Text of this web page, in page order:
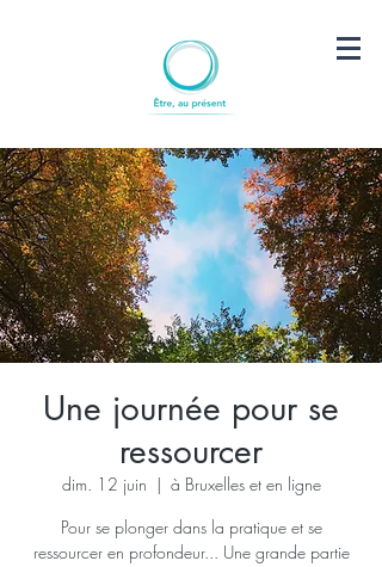
Une journée pour se
ressourcer
dim. 12 juin
  |
à Bruxelles et en ligne
Pour se plonger dans la pratique et se
ressourcer en profondeur... Une grande partie